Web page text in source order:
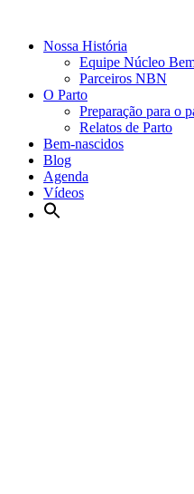
Nossa História
Equipe Núcleo
Parceiros NBN
O Parto
Preparação para o
Relatos de Parto
Bem-nascidos
Blog
Agenda
Vídeos